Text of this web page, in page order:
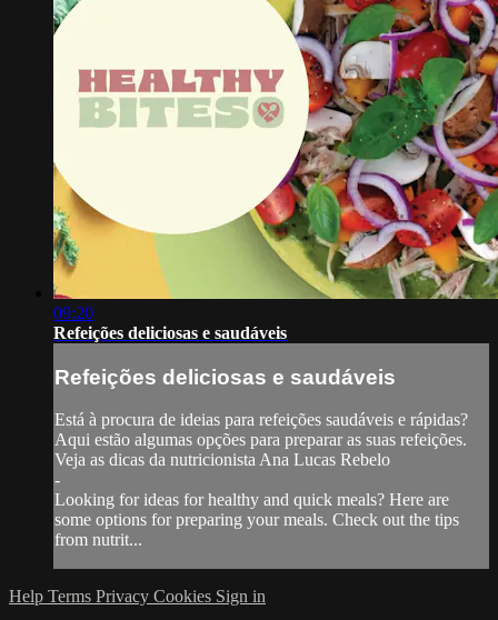
09:20
Refeições deliciosas e saudáveis
Refeições deliciosas e saudáveis
Está à procura de ideias para refeições saudáveis e rápidas?
Aqui estão algumas opções para preparar as suas refeições.
Veja as dicas da nutricionista Ana Lucas Rebelo
-
Looking for ideas for healthy and quick meals? Here are
some options for preparing your meals. Check out the tips
from nutrit...
Help Terms Privacy Cookies Sign in